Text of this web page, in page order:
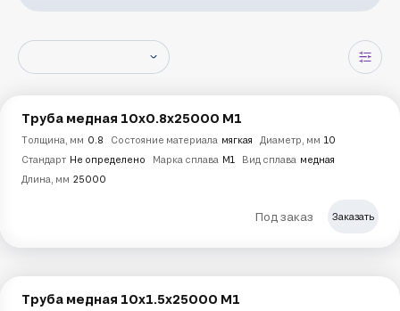
Труба медная 10х0.8х25000 М1
Толщина, мм 0.8 Состояние материала мягкая Диаметр, мм 10
Стандарт Не определено Марка сплава М1 Вид сплава медная
Длина, мм 25000
Под заказ Заказать
Труба медная 10х1.5х25000 М1